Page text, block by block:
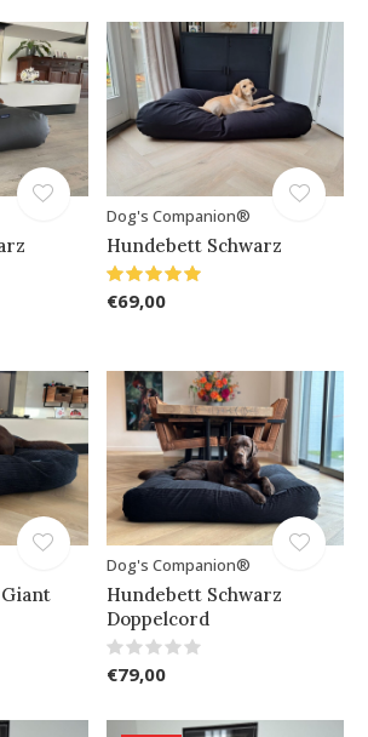
Dog's Companion®
Hundebett Schwarz
€69,00
Dog's Companion®
Hundebett Schwarz
Doppelcord
€79,00